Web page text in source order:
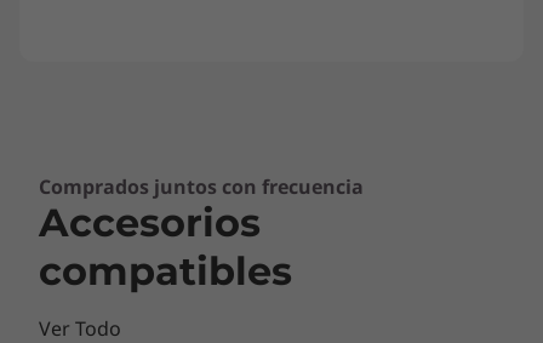
Comprados juntos con frecuencia
Accesorios
compatibles
Ver Todo